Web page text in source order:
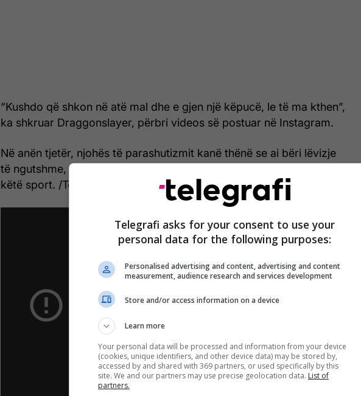
“Kushdo që shkon në atë mal dhe e gjen një këpucë, le të ma kthen”,
ka shkruar Draggonslayer, përbri videos së postuar në Instagram.
Në anën tjetër, njohës të parashutizmit kanë thënë se ai bëri lëvizje
të ngutshme, ndërsa zona ku u lëshua është shumë e favorshme për
këtë sport. /Telegrafi/
Telegrafi asks for your consent to use your
personal data for the following purposes:
Personalised advertising and content, advertising and content
measurement, audience research and services development
Store and/or access information on a device
Learn more
Your personal data will be processed and information from your device
(cookies, unique identifiers, and other device data) may be stored by,
accessed by and shared with 369 partners, or used specifically by this
site. We and our partners may use precise geolocation data. List of
partners.